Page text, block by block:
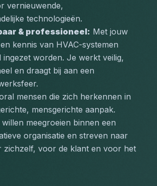
vernieuwende,
technologieën.
& professioneel: Met jouw
kennis van HVAC-systemen
ingezet worden. Je werkt veilig,
en draagt bij aan een
mensen die zich herkennen in
mensgerichte aanpak.
willen meegroeien binnen een
organisatie en streven naar
zichzelf, voor de klant en voor het